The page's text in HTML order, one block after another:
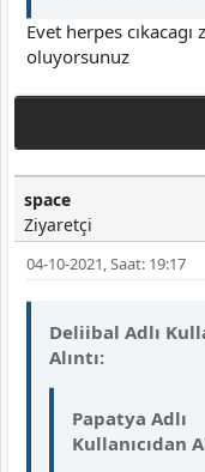
Evet herpes
oluyorsunuz
space
Ziyaretçi
04-10-2021, Saat: 19:17
Deliibal Adlı
Alıntı:
Papatya Adlı
Kullanıcıdan